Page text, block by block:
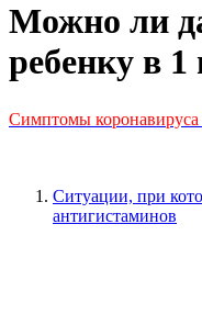
Можно ли
ребенку в 1
Симптомы коронавируса
Ситуации, при
антигистаминов